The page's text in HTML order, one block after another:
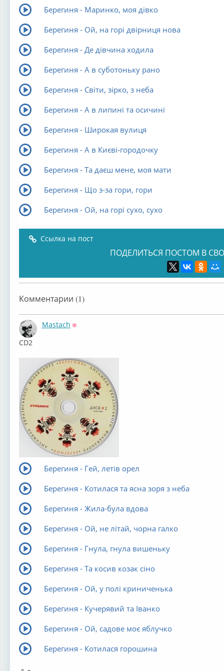
Берегиня - Маринко, моя дівко
Берегиня - Ой, на горі двірниця нова
Берегиня - Де дівчина ходила
Берегиня - А в суботоньку рано
Берегиня - Світи, зірко, з неба
Берегиня - А в липині та осичині
Берегиня - Широкая вулиця
Берегиня - А в Києві-городочку
Берегиня - Та даєш мене, моя мати
Берегиня - Що з-за гори, гори
Берегиня - Ой, на горі сухо, сухо
Ссылка на пост
ПОДЕЛИТЬСЯ ПОСТОМ В
Комментарии (1)
Mastach
⁣CD2
Берегиня - Гей, летів орел
Берегиня - Котилася та ясна зоря з неба
Берегиня - Жила-була вдова
Берегиня - Ой, не літай, чорна галко
Берегиня - Гнула, гнула вишеньку
Берегиня - Та косив козак сіно
Берегиня - Ой, у полі криниченька
Берегиня - Кучерявий та Іванко
Берегиня - Ой, садове моє яблучко
Берегиня - Котилася горошина